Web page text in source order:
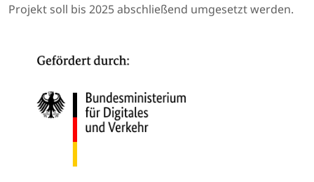
Projekt soll bis 2025 abschließend umgesetzt werden.